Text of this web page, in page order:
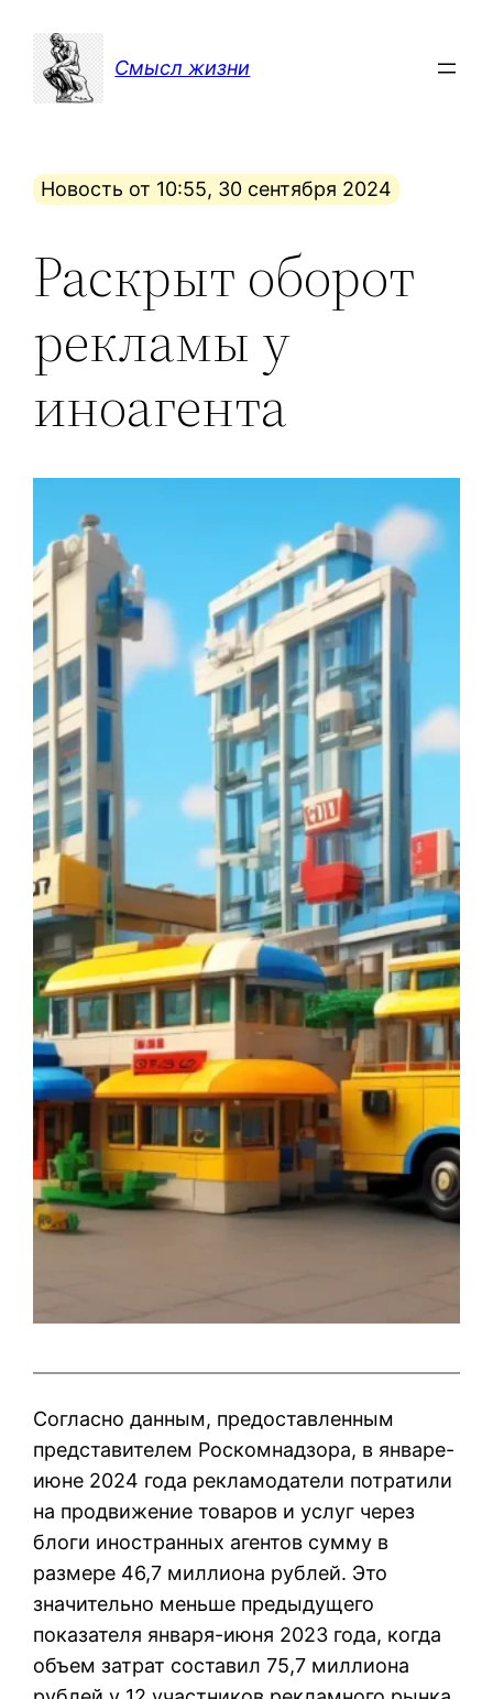
содержимому
Смысл жизни
Новость от 10:55, 30 сентября 2024
Раскрыт оборот
рекламы у
иноагента
Согласно данным, предоставленным
представителем Роскомнадзора, в январе-
июне 2024 года рекламодатели потратили
на продвижение товаров и услуг через
блоги иностранных агентов сумму в
размере 46,7 миллиона рублей. Это
значительно меньше предыдущего
показателя января-июня 2023 года, когда
объем затрат составил 75,7 миллиона